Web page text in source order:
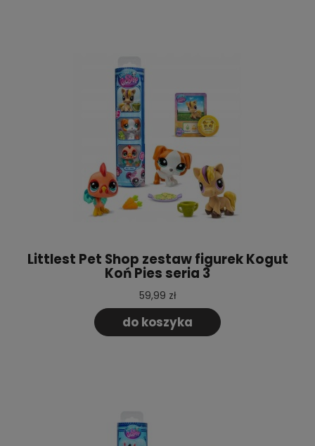
Littlest Pet Shop zestaw figurek Kogut
Koń Pies seria 3
59,99 zł
do koszyka